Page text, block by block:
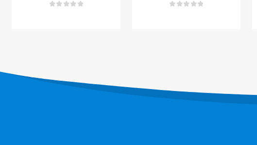
Tlf : 0086-371-67169097
R32 -sensor